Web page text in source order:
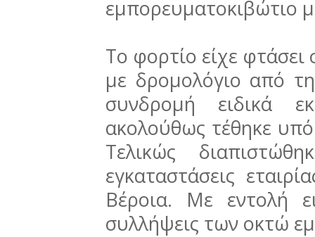
εμπορευματοκιβώτιο
Το φορτίο είχε φτάσει
με δρομολόγιο από
συνδρομή ειδικά
ακολούθως τέθηκε
Τελικώς
εγκαταστάσεις
Βέροια. Με εντολή
συλλήψεις των οκτώ